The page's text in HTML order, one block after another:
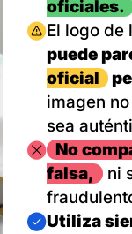
oficiales.
Imagen
El logo de
puede
oficial
imagen
sea
Imagen
No
falsa,
ni
Imagen
Utiliza